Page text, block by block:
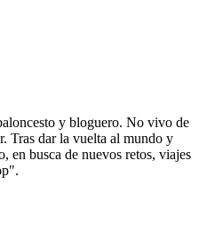
y bloguero. No vivo de
Tras dar la vuelta al mundo y
en busca de nuevos retos, viajes